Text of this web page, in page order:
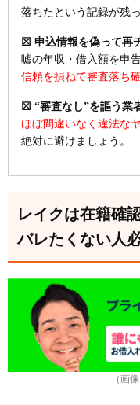
落ちたという記録が残
☒ 申込情報を偽って再
嘘の年収・借入額を申
信頼を損ねて審査落ち
☒ “審査なし”を謳う業
ほぼ間違いなく違法な
絶対に避けましょう。
レイクは在籍確
バレたくない人必
（画